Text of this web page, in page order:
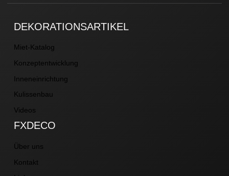
DEKORATIONSARTIKEL
Miet-Katalog
Konzeptentwicklung
Inneneinrichtung
Kulissenbau
Videos
FXDECO
Über uns
Kontakt